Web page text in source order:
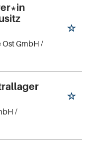
GmbH/
/